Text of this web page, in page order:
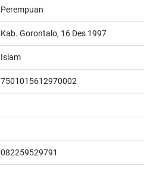
Perempuan
Kab. Gorontalo, 16 Des 1997
Islam
7501015612970002
082259529791